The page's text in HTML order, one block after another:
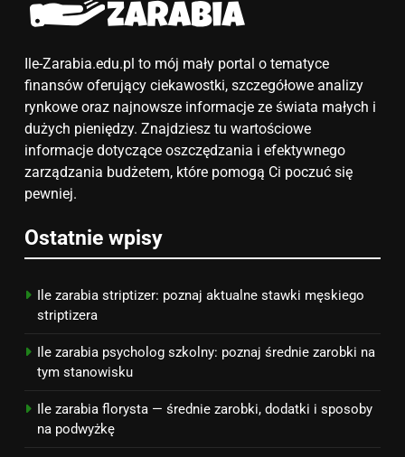
Ile zarabia podolog: poznajmy
średnie zarobki na tym
ZAROBKI
6
Akcje charytatywne w szkole:
pomysły i przykłady, które
zainspirują
ZAROBKI
Jak przygotować się finansowo
kosztuje i jak zaplanować
PORADY
PRACA
Ile-Zarabia.edu.pl to mój mały portal o tematyce
finansów oferujący ciekawostki, szczegółowe analizy
rynkowe oraz najnowsze informacje ze świata małych i
dużych pieniędzy. Znajdziesz tu wartościowe
informacje dotyczące oszczędzania i efektywnego
zarządzania budżetem, które pomogą Ci poczuć się
pewniej.
Ostatnie wpisy
Ile zarabia striptizer: poznaj aktualne stawki męskiego
striptizera
Ile zarabia psycholog szkolny: poznaj średnie zarobki na
tym stanowisku
Ile zarabia florysta — średnie zarobki, dodatki i sposoby
na podwyżkę